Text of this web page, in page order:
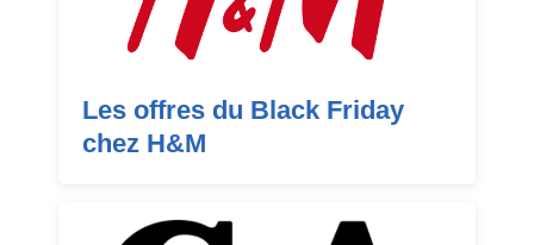
Les offres du Black Friday
chez H&M